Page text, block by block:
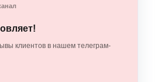
клиентов в нашем телеграм-